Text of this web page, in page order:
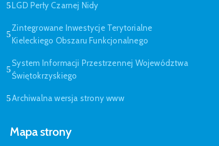
LGD Perły Czarnej Nidy
Zintegrowane Inwestycje Terytorialne
Kieleckiego Obszaru Funkcjonalnego
System Informacji Przestrzennej Województwa
Świętokrzyskiego
Archiwalna wersja strony www
Mapa strony